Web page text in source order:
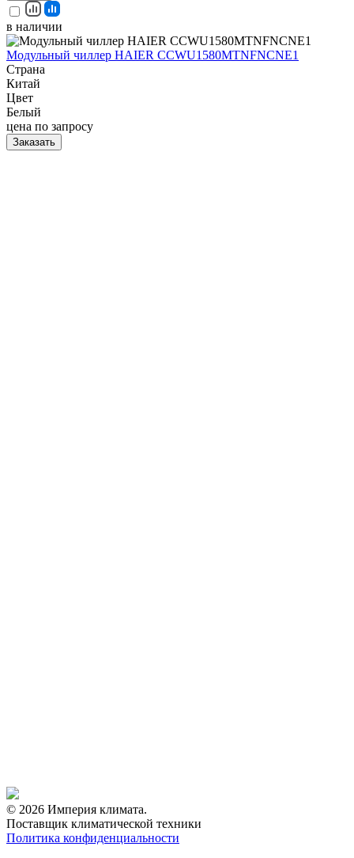
в наличии
Модульный чиллер HAIER CCWU1580MTNFNCNE1
Страна
Китай
Цвет
Белый
цена по запросу
Заказать
© 2026 Империя климата.
Поставщик климатической техники
Политика конфиденциальности